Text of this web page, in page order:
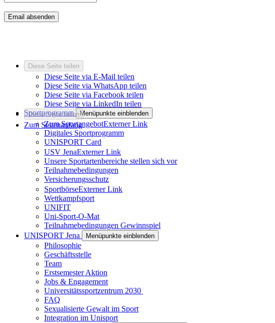
Diese Seite teilen
Diese Seite via E-Mail teilen
Diese Seite via WhatsApp teilen
Diese Seite via Facebook teilen
Diese Seite via LinkedIn teilen
Diese Seite teilen
Zum Seitenanfang
Sportprogramm Menüpunkte einblenden
Zum SportangebotExterner Link
Digitales Sportprogramm
UNISPORT Card
USV JenaExterner Link
Unsere Sportartenbereiche stellen sich vor
Teilnahmebedingungen
Versicherungsschutz
SportbörseExterner Link
Wettkampfsport
UNIFIT
Uni-Sport-O-Mat
Teilnahmebedingungen Gewinnspiel
UNISPORT Jena
Menüpunkte einblenden
Philosophie
Geschäftsstelle
Team
Erstsemester Aktion
Jobs & Engagement
Universitätssportzentrum 2030
FAQ
Sexualisierte Gewalt im Sport
Integration im Unisport